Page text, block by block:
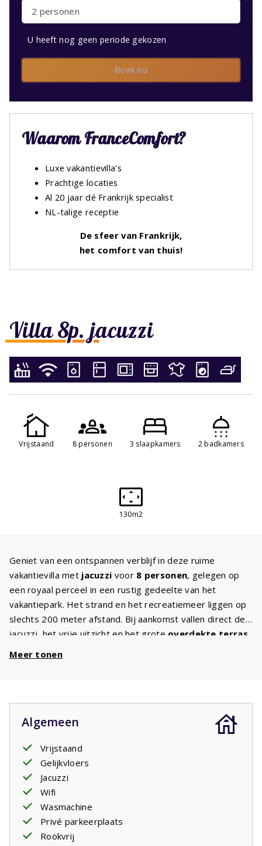
Villa 8p. jacuzzi
Vrijstaand 8 personen 3 slaapkamers 2 badkamers
130m2
Geniet van een ontspannen verblijf in deze ruime
vakantievilla met jacuzzi voor 8 personen, gelegen op
een royaal perceel in een rustig gedeelte van het
vakantiepark. Het strand en het recreatiemeer liggen op
slechts 200 meter afstand. Bij aankomst vallen direct de
jacuzzi, het vrije uitzicht en het grote overdekte terras
vaatwasser, inductiekookplaat en oven. Aangrenzend
bevindt zich een bijkeuken met onder andere een
Dewoonkamerbeschikt over comfortabele zitplaatsen,
een tv metinternationale zenders
werkplek. De villa heeft drie ruime
voldoende kastruimte. Eén slaapkamer heeft twee
stapelbedden voor 4 personen, de tweede slaapkamer
biedt plaats aan 2 personen en de
beschikt over een eigen badkamer ensuite. Daarnaast zijn
Meer tonen
Algemeen
Vrijstaand
Gelijkvloers
Jacuzzi
Wifi
Wasmachine
Privé parkeerplaats
Rookvrij
2 personen
U heeft nog geen periode gekozen
Boek nu
Waarom FranceComfort?
Luxe vakantievilla's
Prachtige locaties
Al 20 jaar dé Frankrijk specialist
NL-talige receptie
De sfeer van Frankrijk,
het comfort van thuis!